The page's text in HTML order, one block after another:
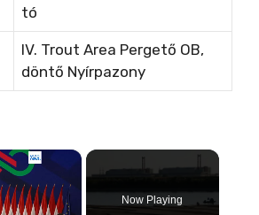
tó
IV. Trout Area Pergető OB,
döntő Nyírpazony
×
Now Playing